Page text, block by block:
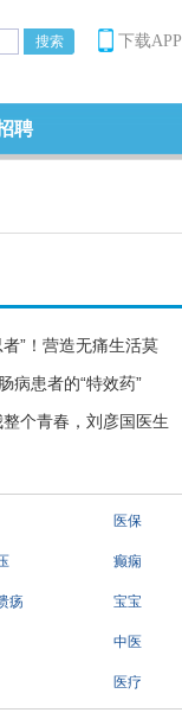
下载APP
聘
”！营造无痛生活莫
病患者的“特效药”
个青春，刘彦国医生
医保
癫痫
疡 宝宝
中医
医疗